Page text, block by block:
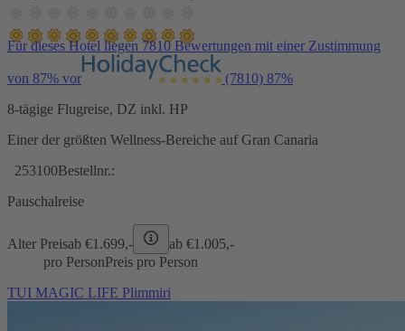
Für dieses Hotel liegen 7810 Bewertungen mit einer Zustimmung
von 87% vor (7810) 87%
8-tägige Flugreise, DZ inkl. HP
Einer der größten Wellness-Bereiche auf Gran Canaria
253100Bestellnr.:
Pauschalreise
Alter Preisab €1.699,- ab €1.005,-
pro PersonPreis pro Person
TUI MAGIC LIFE Plimmiri